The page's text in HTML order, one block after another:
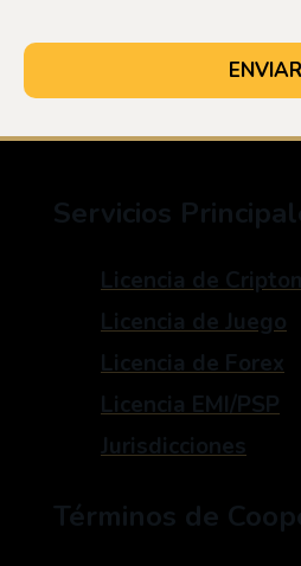
Servicios
Licencia de
Licencia de Juego
Licencia de Forex
Licencia EMI/PSP
Jurisdicciones
Términos de